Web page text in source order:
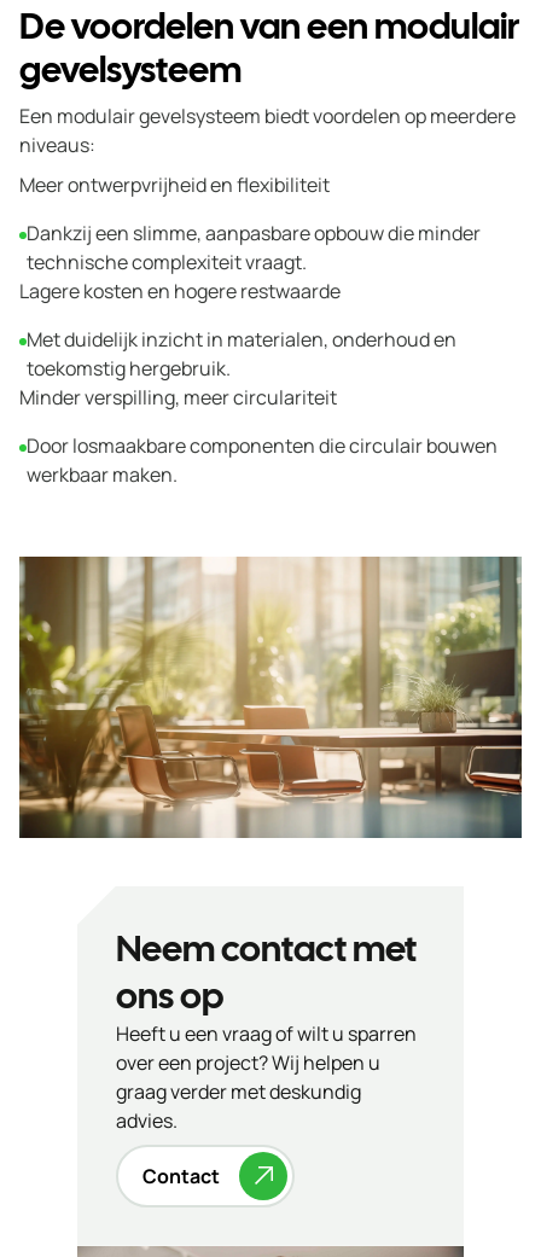
De voordelen van een modulair
gevelsysteem
Een modulair gevelsysteem biedt voordelen op meerdere
niveaus:
Meer ontwerpvrijheid en flexibiliteit
Dankzij een slimme, aanpasbare opbouw die minder
technische complexiteit vraagt.
Lagere kosten en hogere restwaarde
Met duidelijk inzicht in materialen, onderhoud en
toekomstig hergebruik.
Minder verspilling, meer circulariteit
Door losmaakbare componenten die circulair bouwen
werkbaar maken.
Neem contact met
ons op
Heeft u een vraag of wilt u sparren
over een project? Wij helpen u
graag verder met deskundig
advies.
Contact